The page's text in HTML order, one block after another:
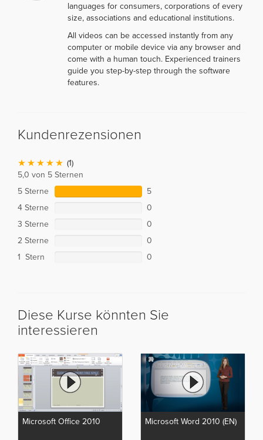
languages for consumers, corporations of every
size, associations and educational institutions.
All videos can be accessed instantly from any
computer or mobile device via any browser and
come with a human touch. Experienced trainers
guide you step-by-step through the software
features.
Kundenrezensionen
(1)
5,0 von 5 Sternen
5 Sterne
5
4 Sterne
0
3 Sterne
0
2 Sterne
0
1 Stern
0
Diese Kurse könnten Sie
interessieren
Microsoft Office 2010 Microsoft Word 2010 (EN)